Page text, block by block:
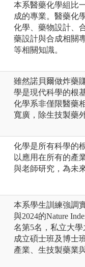
本系醫藥化學組比
成的專業。醫藥化
化學、藥物設計、
藥設計與合成相關
等相關知識。
雖然諾貝爾做炸藥
學是現代科學的根
化學系非僅限醫藥
寬廣，除生技製藥
化學是所有科學的
以應用在所有的產
與老師研究，為未
本系學生訓練強調
與2024的Nature
名第5名，私立大
成立碩士班及博士
產業、生技製藥業